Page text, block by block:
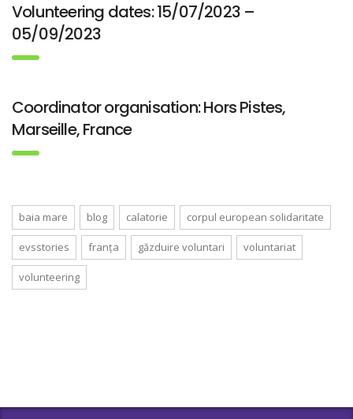
Volunteering dates: 15/07/2023 –
05/09/2023
Coordinator organisation: Hors Pistes,
Marseille, France
baia mare blog calatorie corpul european solidaritate
evsstories franța găzduire voluntari voluntariat
volunteering